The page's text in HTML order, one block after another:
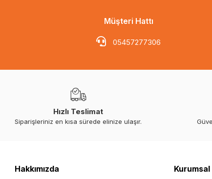
Müşteri Hattı
05457277306
Hızlı Teslimat
Siparişleriniz en kısa sürede elinize ulaşır.
Hakkımızda Kurumsal